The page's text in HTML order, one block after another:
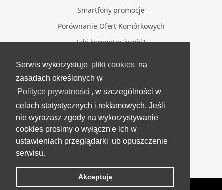
Serwis wykorzystuje pliki cookies na
zasadach określonych w
Polityce prywatności , w szczególności w
celach statystycznych i reklamowych. Jeśli
nie wyrażasz zgody na wykorzystywanie
cookies prosimy o wyłącznie ich w
ustawieniach przeglądarki lub opuszczenie
serwisu.
Akceptuję
Smartfony promocje
Porównanie Ofert Komórkowych
Jaki komputer kupić?
BĄDŹ NA BIEŻĄCO
Facebook
Grupa Testerzy Videotestów
YouTube
Twitter